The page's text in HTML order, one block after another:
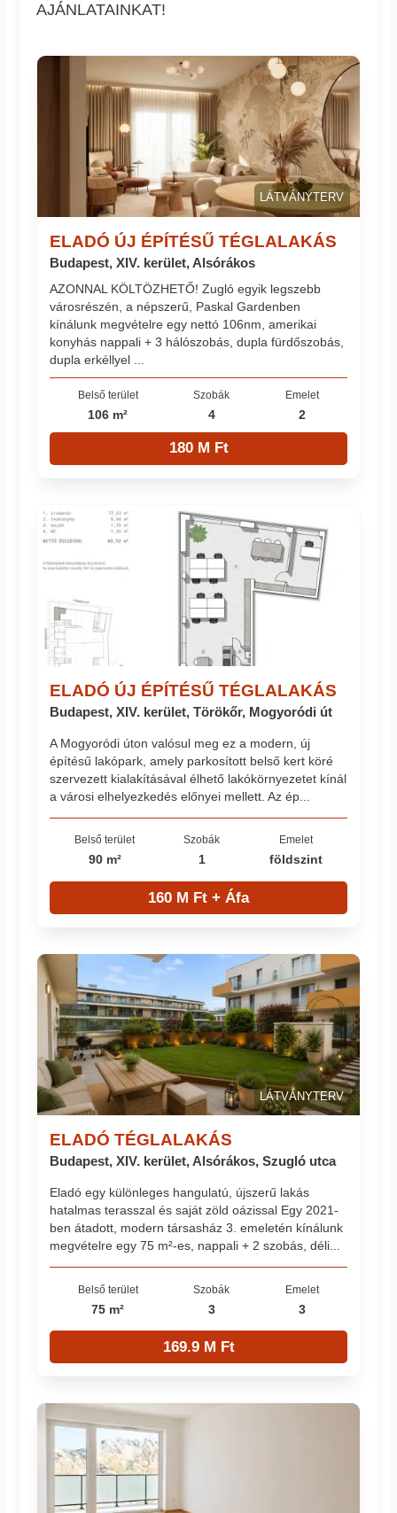
AJÁNLATAINKAT!
LÁTVÁNYTERV
ELADÓ ÚJ ÉPÍTÉSŰ TÉGLALAKÁS
Budapest, XIV. kerület, Alsórákos
AZONNAL KÖLTÖZHETŐ! Zugló egyik legszebb
városrészén, a népszerű, Paskal Gardenben
kínálunk megvételre egy nettó 106nm, amerikai
konyhás nappali + 3 hálószobás, dupla fürdőszobás,
dupla erkéllyel ...
Belső terület
106 m²
Szobák
4
Emelet
2
180 M Ft
ELADÓ ÚJ ÉPÍTÉSŰ TÉGLALAKÁS
Budapest, XIV. kerület, Törökőr, Mogyoródi út
A Mogyoródi úton valósul meg ez a modern, új
építésű lakópark, amely parkosított belső kert köré
szervezett kialakításával élhető lakókörnyezetet kínál
a városi elhelyezkedés előnyei mellett. Az ép...
Belső terület
90 m²
Szobák
1
Emelet
földszint
160 M Ft + Áfa
LÁTVÁNYTERV
ELADÓ TÉGLALAKÁS
Budapest, XIV. kerület, Alsórákos, Szugló utca
Eladó egy különleges hangulatú, újszerű lakás
hatalmas terasszal és saját zöld oázissal Egy 2021-
ben átadott, modern társasház 3. emeletén kínálunk
megvételre egy 75 m²-es, nappali + 2 szobás, déli...
Belső terület
75 m²
Szobák
3
Emelet
3
169.9 M Ft